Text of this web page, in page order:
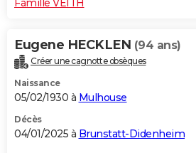
Famille VEITH
Eugene HECKLEN (94 ans)
Créer une cagnotte obsèques
Naissance
05/02/1930 à Mulhouse
Décès
04/01/2025 à Brunstatt-Didenheim